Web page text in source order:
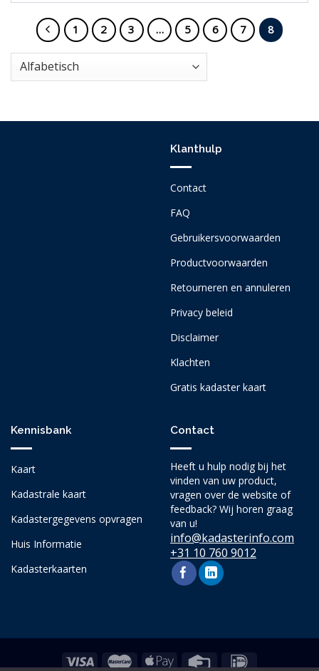
1 2 3 … 5 6 7 8
Klanthulp
Contact
FAQ
Gebruikersvoorwaarden
Productvoorwaarden
Retourneren en annuleren
Privacy beleid
Disclaimer
Klachten
Gratis kadaster kaart
Kennisbank
Kaart
Kadastrale kaart
Kadastergegevens opvragen
Huis Informatie
Kadasterkaarten
Contact
Heeft u hulp nodig bij het
vinden van uw product,
vragen over de website of
feedback? Wij horen graag
van u!
info@kadasterinfo.com
+31 10 760 9012